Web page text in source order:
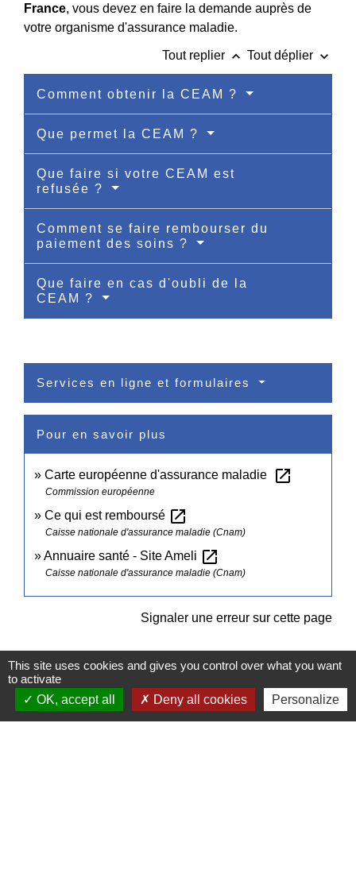
France, vous devez en faire la demande auprès de
votre organisme d'assurance maladie.
Tout replier keyboard_arrow_up Tout déplier keyboard_arrow_down
Comment obtenir la CEAM ?
Que permet la CEAM ?
Que faire si votre CEAM est
refusée ?
Comment se faire rembourser du
paiement des soins ?
Que faire en cas d'oubli de la
CEAM ?
Services en ligne et formulaires
Pour en savoir plus
Carte européenne d'assurance maladie open_in_new
Commission européenne
Ce qui est remboursé open_in_new
Caisse nationale d'assurance maladie (Cnam)
Annuaire santé - Site Ameli open_in_new
Caisse nationale d'assurance maladie (Cnam)
Signaler une erreur sur cette page
Contacts
This site uses cookies and gives you control over what you want
to activate
OK, accept all
Deny all cookies Personalize